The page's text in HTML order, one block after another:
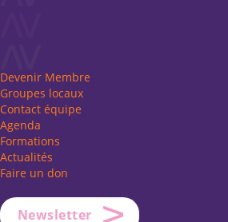
Devenir Membre
Groupes locaux
Contact équipe
Agenda
Formations
Actualités
Faire un don
Newsletter